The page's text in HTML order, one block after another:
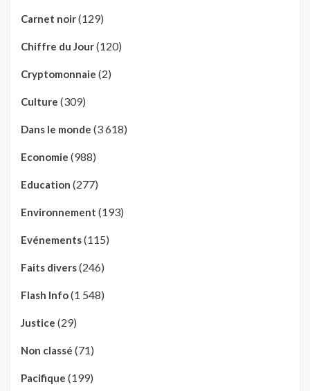
Carnet noir(129)
Chiffre du Jour(120)
Cryptomonnaie (2)
Culture (309)
Dans le monde (3 618)
Economie (988)
Education (277)
Environnement (193)
Evénements(115)
Faits divers(246)
Flash Info(1 548)
Justice (29)
Non classé (71)
Pacifique (199)